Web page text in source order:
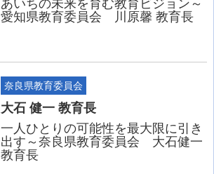
あいちの未来を育む教育ビジョン～
愛知県教育委員会 川原馨 教育長
奈良県教育委員会
大石 健一 教育長
一人ひとりの可能性を最大限に引き
出す～奈良県教育委員会 大石健一
教育長